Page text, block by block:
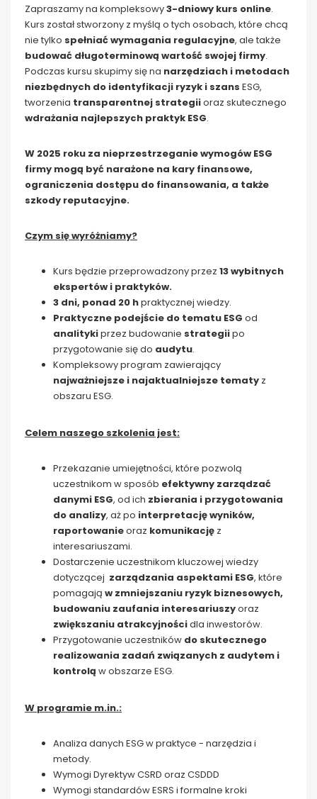
Zapraszamy na kompleksowy3-dniowy kurs online.
Kurs został stworzony z myślą o tych osobach, które chcą
nie tylko spełniać wymagania regulacyjne, ale także
budować długoterminową wartość swojej firmy.
Podczas kursu skupimy się na narzędziach i metodach
niezbędnych do identyfikacji ryzyk i szans ESG,
tworzenia transparentnej strategiioraz skutecznego
wdrażania najlepszych praktyk ESG.
W 2025 roku za nieprzestrzeganie wymogów ESG
firmy mogą być narażone na kary finansowe,
ograniczenia dostępu do finansowania, a także
szkody reputacyjne.
Czym się wyróżniamy?
Kurs będzie przeprowadzony przez 13 wybitnych
ekspertów i praktyków.
3 dni, ponad 20 hpraktycznej wiedzy.
Praktyczne podejście do tematu ESG od
analitykiprzez budowanie strategiipo
przygotowanie się do audytu.
Kompleksowy program zawierający
najważniejsze i najaktualniejsze tematy z
obszaru ESG.
Celem naszego szkolenia jest:
Przekazanie umiejętności, które pozwolą
uczestnikom w sposób efektywny zarządzać
danymi ESG, od ich zbierania i przygotowania
do analizy, aż po interpretację wyników,
raportowanieoraz komunikację z
interesariuszami.
Dostarczenie uczestnikom kluczowej wiedzy
dotyczącej zarządzania aspektami ESG, które
pomagają w zmniejszaniu ryzyk biznesowych,
budowaniu zaufania interesariuszyoraz
zwiększaniu atrakcyjnościdla inwestorów.
Przygotowanie uczestników do skutecznego
realizowania zadań związanych z audytem i
kontrolą w obszarze ESG.
W programie m.in.:
Analiza danych ESG w praktyce - narzędzia i
metody.
Wymogi Dyrektyw CSRD oraz CSDDD
Wymogi standardów ESRS i formalne kroki